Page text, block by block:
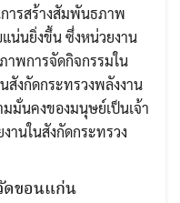
ารสร้างสัมพันธภาพ
น่นยิ่งขึ้น ซึ่งหน่วยงาน
าพการจัดกิจกรรมใน
สังกัดกระทรวงพลังงาน
มั่นคงของมนุษย์เป็นเจ้า
านในสังกัดกระทรวง
ดขอนแก่น